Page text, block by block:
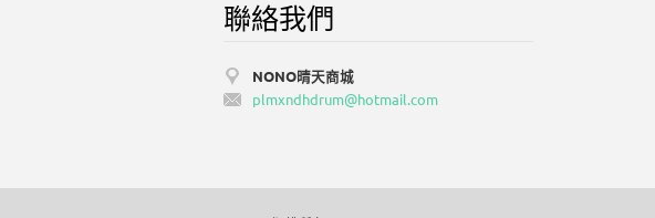
聯絡我們
NONO晴天商城
plmxndhdrum@hotmail.com